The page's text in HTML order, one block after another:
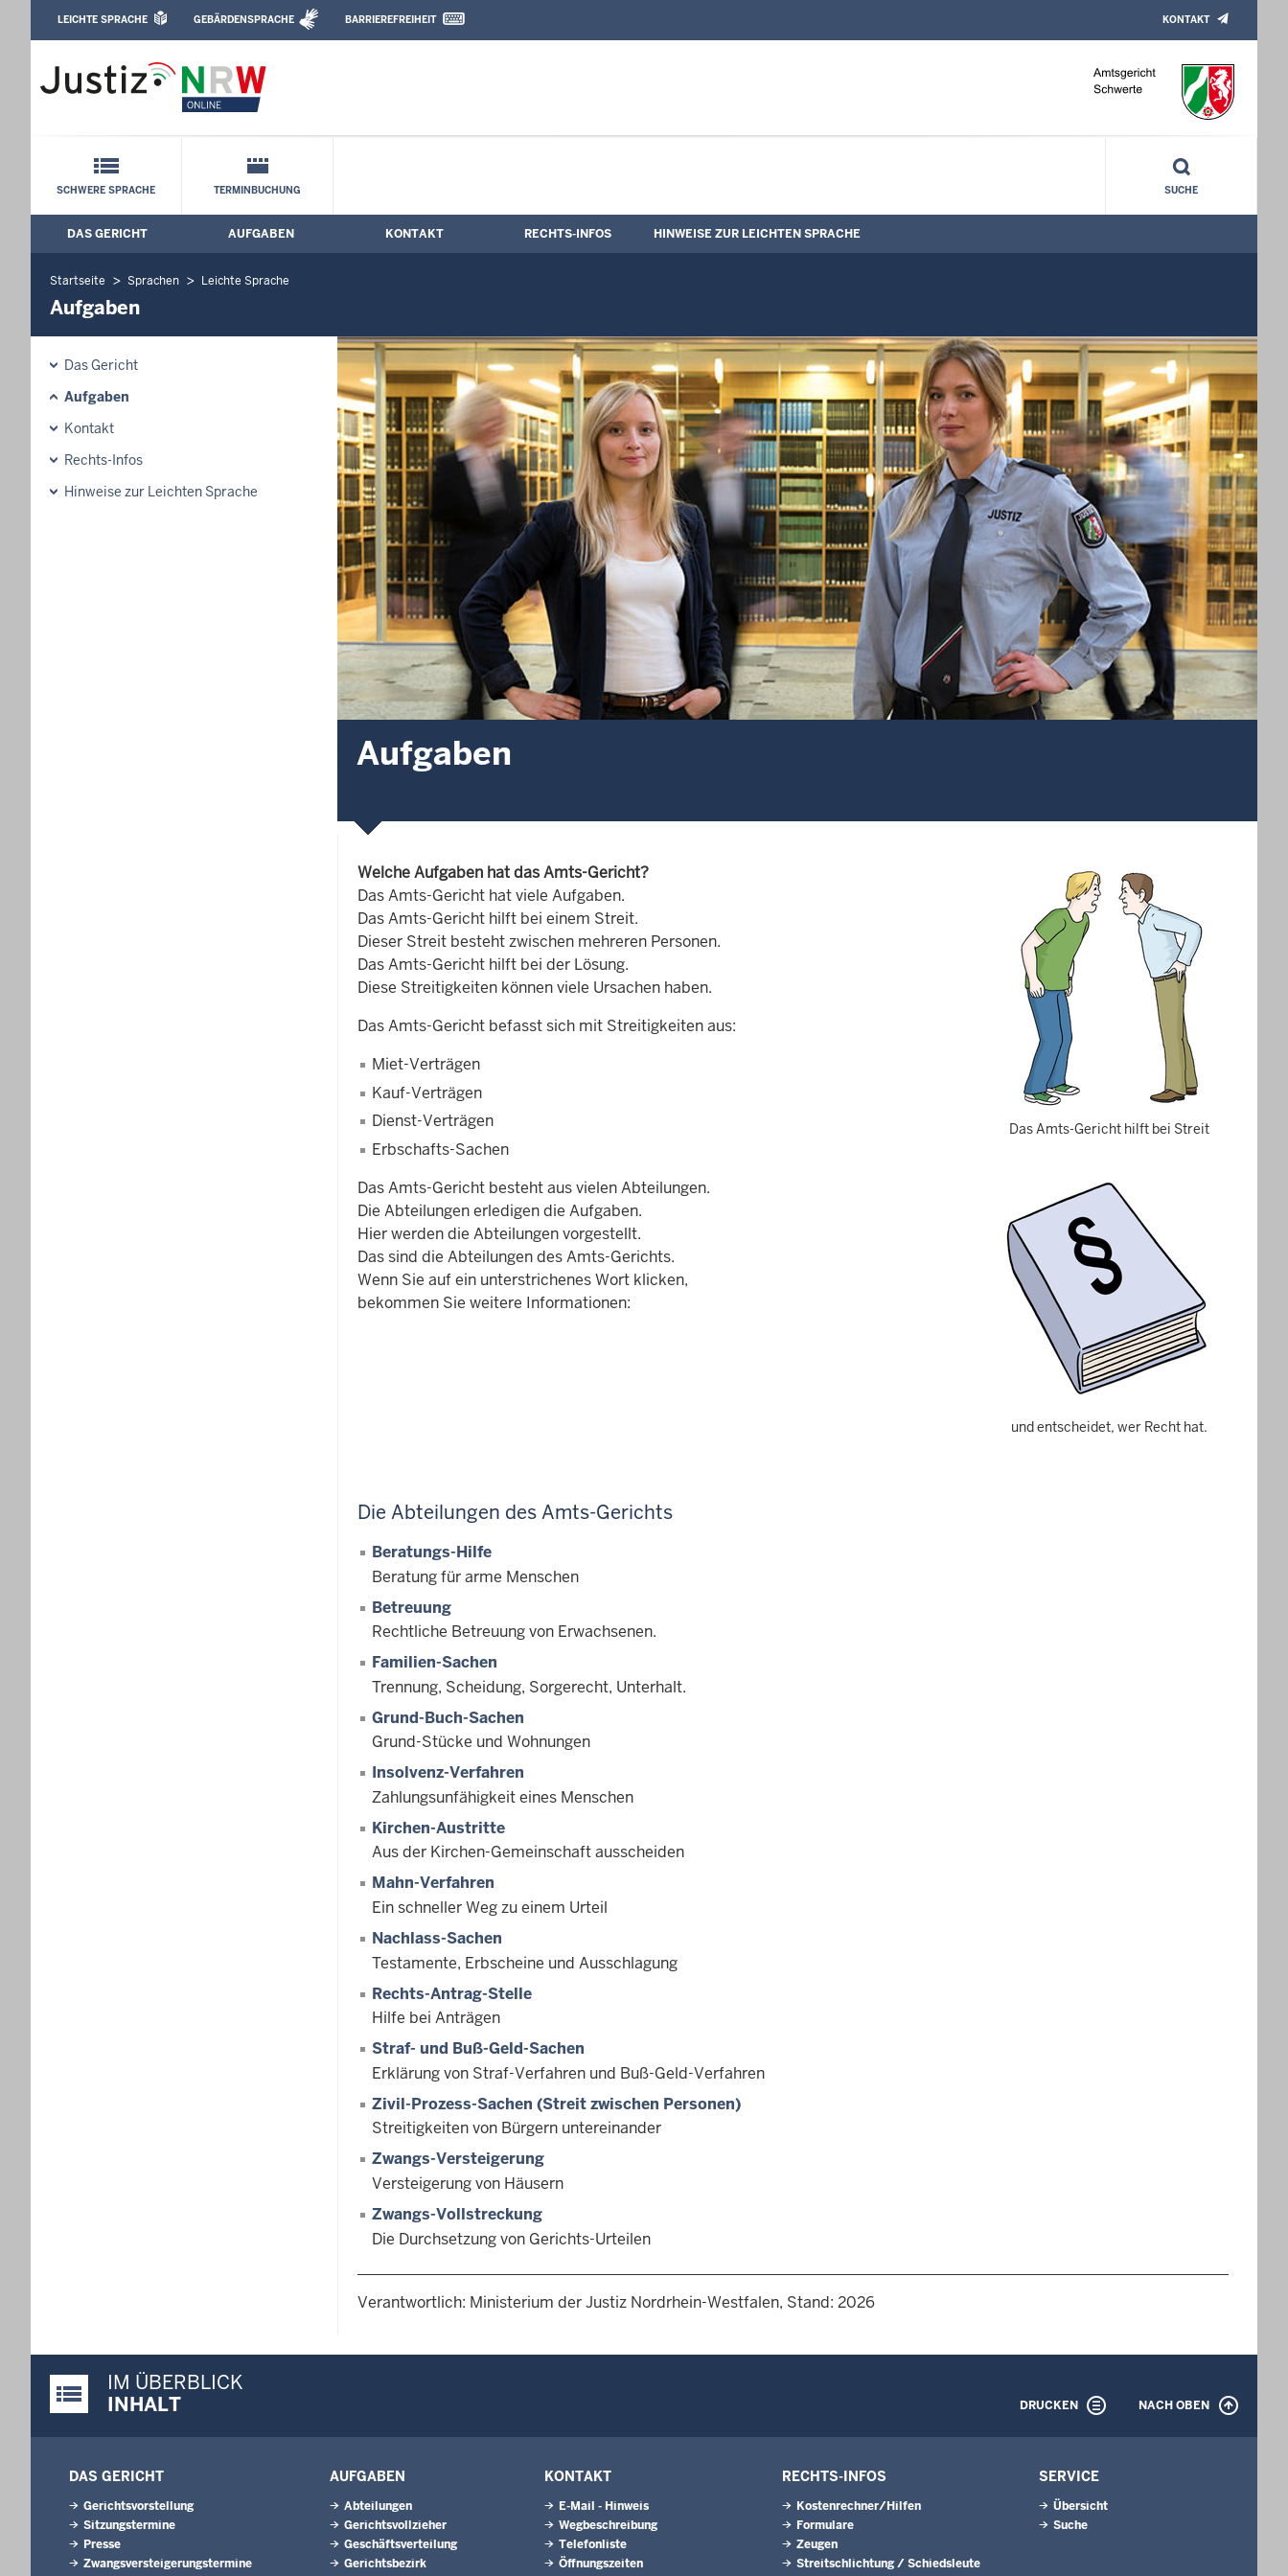
Amtsgericht Schwerte: Aufgaben
Leichte Sprache, Gebärdensprachenvideo und Kontaktformular
LEICHTE SPRACHE GEBÄRDENSPRACHE BARRIEREFREIHEIT KONTAKT
Schnellnavigation mit Volltext-Suche
SCHWERE SPRACHE TERMINBUCHUNG SUCHE
Hauptmenü: Hauptnavigation
DAS GERICHT AUFGABEN KONTAKT RECHTS-INFOS HINWEISE ZUR LEICHTEN SPRACHE
Startseite Sprachen Leichte Sprache
Aufgaben
Das Gericht
Aufgaben
Kontakt
Rechts-Infos
Hinweise zur Leichten Sprache
Aufgaben
Das Amts-Gericht hilft bei Streit
und entscheidet, wer Recht hat.
Welche Aufgaben hat das Amts-Gericht?
Das Amts-Gericht hat viele Aufgaben.
Das Amts-Gericht hilft bei einem Streit.
Dieser Streit besteht zwischen mehreren Personen.
Das Amts-Gericht hilft bei der Lösung.
Diese Streitigkeiten können viele Ursachen haben.
Das Amts-Gericht befasst sich mit Streitigkeiten aus:
Miet-Verträgen
Kauf-Verträgen
Dienst-Verträgen
Erbschafts-Sachen
Das Amts-Gericht besteht aus vielen Abteilungen.
Die Abteilungen erledigen die Aufgaben.
Hier werden die Abteilungen vorgestellt.
Das sind die Abteilungen des Amts-Gerichts.
Wenn Sie auf ein unterstrichenes Wort klicken,
bekommen Sie weitere Informationen:
Die Abteilungen des Amts-Gerichts
Beratungs-Hilfe
Beratung für arme Menschen
Betreuung
Rechtliche Betreuung von Erwachsenen.
Familien-Sachen
Trennung, Scheidung, Sorgerecht, Unterhalt.
Grund-Buch-Sachen
Grund-Stücke und Wohnungen
Insolvenz-Verfahren
Zahlungsunfähigkeit eines Menschen
Kirchen-Austritte
Aus der Kirchen-Gemeinschaft ausscheiden
Mahn-Verfahren
Ein schneller Weg zu einem Urteil
Nachlass-Sachen
Testamente, Erbscheine und Ausschlagung
Rechts-Antrag-Stelle
Hilfe bei Anträgen
Straf- und Buß-Geld-Sachen
Erklärung von Straf-Verfahren und Buß-Geld-Verfahren
Zivil-Prozess-Sachen (Streit zwischen Personen)
Streitigkeiten von Bürgern untereinander
Zwangs-Versteigerung
Versteigerung von Häusern
Zwangs-Vollstreckung
Die Durchsetzung von Gerichts-Urteilen
Verantwortlich: Ministerium der Justiz Nordrhein-Westfalen, Stand: 2026
Justiz-Portal im Überblick:
IM ÜBERBLICK
INHALT
DRUCKEN NACH OBEN
DAS GERICHT
Gerichtsvorstellung
Sitzungstermine
Presse
Zwangsversteigerungs­termine
AUFGABEN
Abteilungen
Gerichtsvollzieher
Geschäftsverteilung
Gerichtsbezirk
KONTAKT
E-Mail - Hinweis
Wegbeschreibung
Telefonliste
Öffnungszeiten
RECHTS-INFOS
Kostenrechner/Hilfen
Formulare
Zeugen
Streitschlichtung / Schiedsleute
SERVICE
Übersicht
Suche